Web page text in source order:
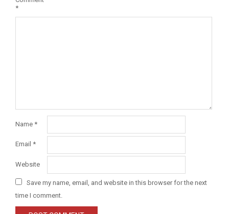
*
Name *
Email *
Website
Save my name, email, and website in this browser for the next
time I comment.